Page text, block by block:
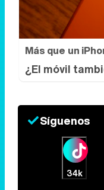
Más que un
¿El móvil
Síguenos
34k